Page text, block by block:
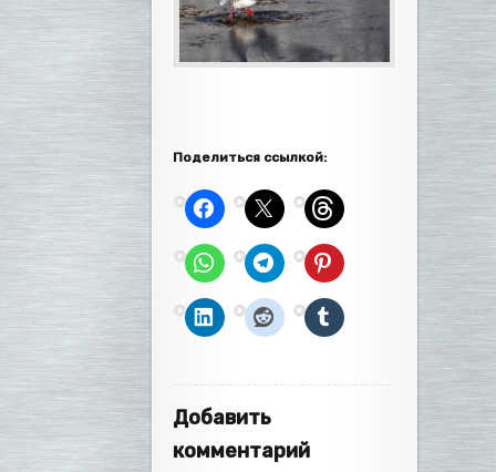
Поделиться ссылкой:
Добавить
комментарий